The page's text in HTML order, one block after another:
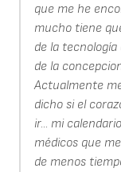
que me he
mucho tiene
de la
de la
Actualmente
dicho si el
ir... mi
médicos que
de menos